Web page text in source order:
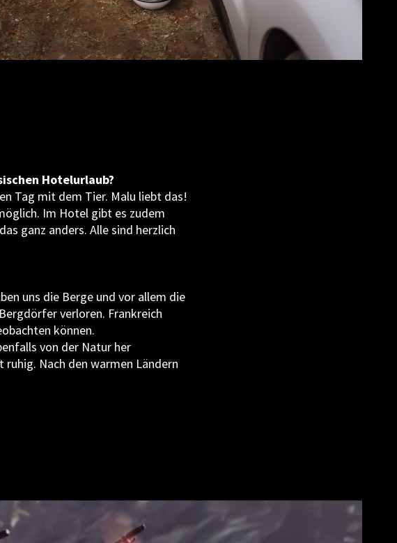
Hotelurlaub?
Tag mit dem Tier. Malu liebt das!
Im Hotel gibt es zudem
ganz anders. Alle sind herzlich
uns die Berge und vor allem die
verloren. Frankreich
können.
von der Natur her
Nach den warmen Ländern